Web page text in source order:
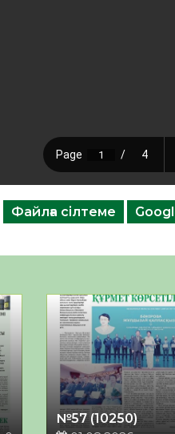
Файлға сілтеме
№57 (10250)